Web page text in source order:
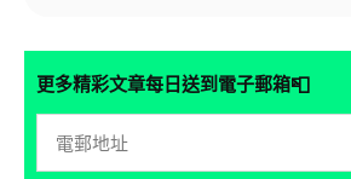
更多精彩文章每日送到電子郵箱📮